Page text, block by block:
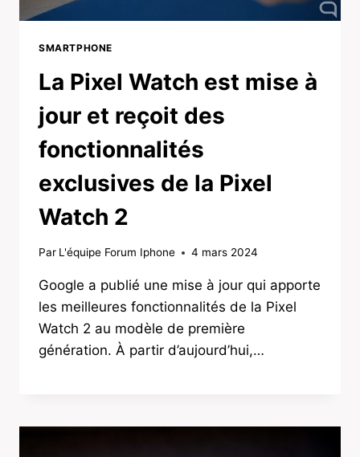
SMARTPHONE
La Pixel Watch est mise à
jour et reçoit des
fonctionnalités
exclusives de la Pixel
Watch 2
Par L'équipe Forum Iphone 4 mars 2024
Google a publié une mise à jour qui apporte
les meilleures fonctionnalités de la Pixel
Watch 2 au modèle de première
génération. À partir d’aujourd’hui,…